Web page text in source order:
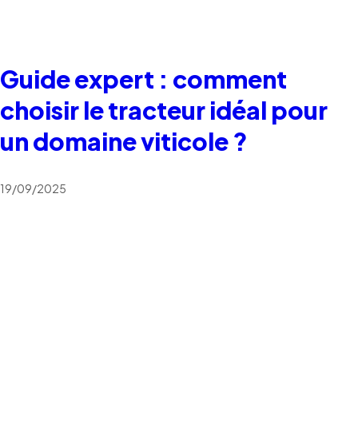
Guide expert : comment
choisir le tracteur idéal pour
un domaine viticole ?
19/09/2025